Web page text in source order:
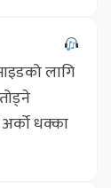
लागि
धक्का